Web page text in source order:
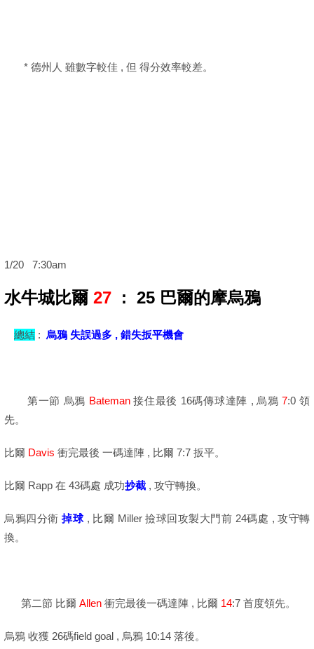
* 德州人 雖數字較佳 , 但 得分效率較差。
1/20 7:30am
水牛城比爾 27 : 25 巴爾的摩烏鴉
總結 : 烏鴉 失誤過多 , 錯失扳平機會
第一節 烏鴉 Bateman接住最後 16碼傳球達陣 , 烏鴉7:0 領
先。
比爾 Davis 衝完最後 一碼達陣 , 比爾 7:7 扳平。
比爾 Rapp 在 43碼處 成功抄截 , 攻守轉換。
烏鴉四分衛 掉球, 比爾 Miller 撿球回攻製大門前 24碼處 , 攻守轉
換。
第二節 比爾 Allen 衝完最後一碼達陣 , 比爾 14:7 首度領先。
烏鴉 收獲 26碼field goal , 烏鴉 10:14 落後。